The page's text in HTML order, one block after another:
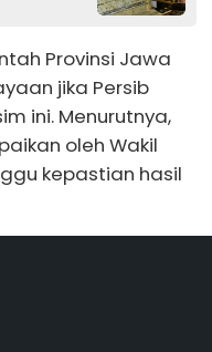
Provinsi Jawa
jika Persib
ini. Menurutnya,
oleh Wakil
kepastian hasil